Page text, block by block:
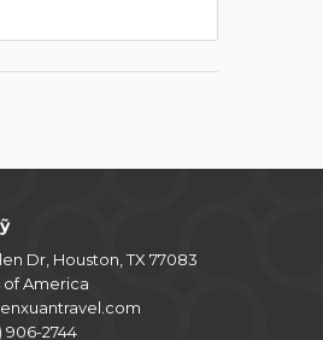
Dr, Houston, TX 77083
America
906-2744